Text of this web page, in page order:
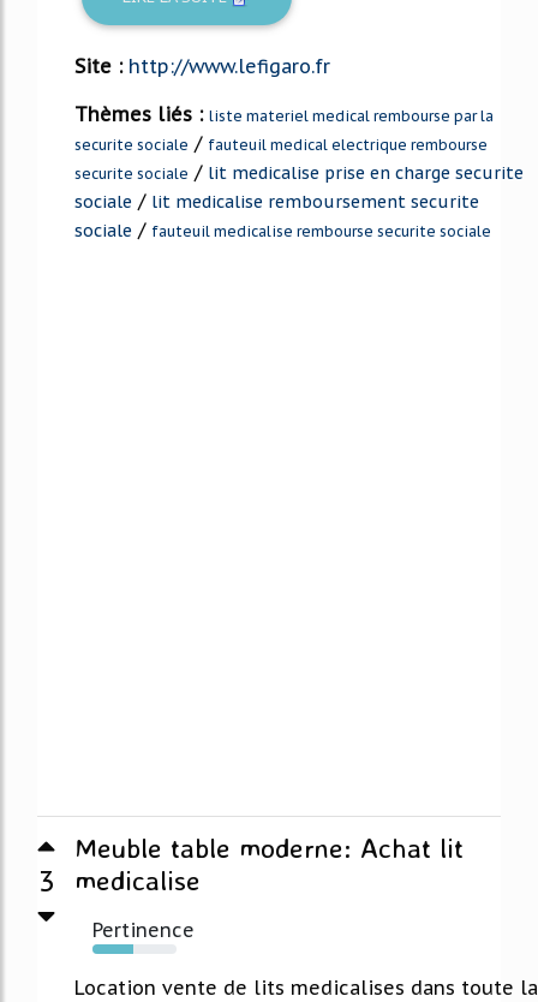
Site : http://www.lefigaro.fr
Thèmes liés : liste materiel medical rembourse par la
securite sociale / fauteuil medical electrique rembourse
securite sociale / lit medicalise prise en charge securite
sociale / lit medicalise remboursement securite
sociale / fauteuil medicalise rembourse securite sociale
3
Meuble table moderne: Achat lit
medicalise
Pertinence
49%
Location vente de lits medicalises dans toute la